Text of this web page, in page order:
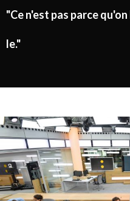
"Ce n'est pas parce
le."